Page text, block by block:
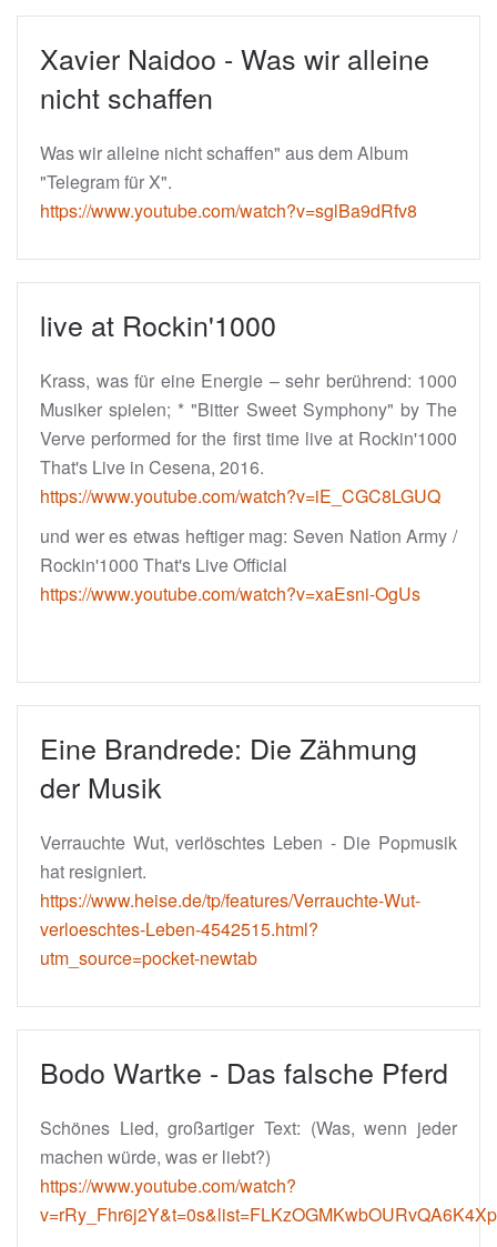
Xavier Naidoo - Was wir alleine
nicht schaffen
Was wir alleine nicht schaffen" aus dem Album
"Telegram für X".
https://www.youtube.com/watch?v=sglBa9dRfv8
live at Rockin'1000
Krass, was für eine Energie – sehr berührend: 1000
Musiker spielen; * "Bitter Sweet Symphony" by The
Verve performed for the first time live at Rockin'1000
That's Live in Cesena, 2016.
https://www.youtube.com/watch?v=iE_CGC8LGUQ
und wer es etwas heftiger mag: Seven Nation Army /
Rockin'1000 That's Live Official
https://www.youtube.com/watch?v=xaEsni-OgUs
Eine Brandrede: Die Zähmung
der Musik
Verrauchte Wut, verlöschtes Leben - Die Popmusik
hat resigniert.
https://www.heise.de/tp/features/Verrauchte-Wut-
verloeschtes-Leben-4542515.html?
utm_source=pocket-newtab
Bodo Wartke - Das falsche Pferd
Schönes Lied, großartiger Text: (Was, wenn jeder
machen würde, was er liebt?)
https://www.youtube.com/watch?